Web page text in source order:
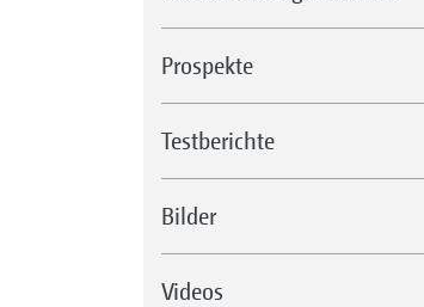
Prospekte
Testberichte
Bilder
Videos